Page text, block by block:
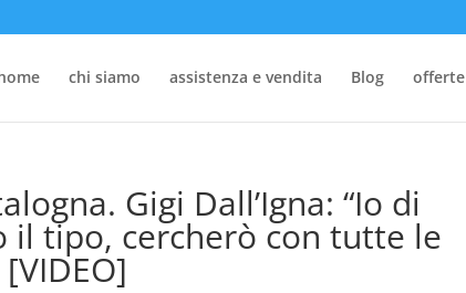
chi siamo assistenza e vendita Blog offerte
Gigi Dall’Igna: “Io di
il tipo, cercherò con tutte le